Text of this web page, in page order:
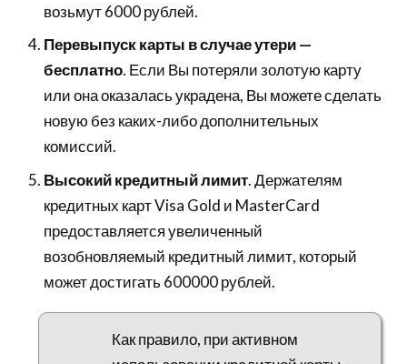
возьмут 6000 рублей.
Перевыпуск карты в случае утери —
бесплатно. Если Вы потеряли золотую карту
или она оказалась украдена, Вы можете сделать
новую без каких-либо дополнительных
комиссий.
Высокий кредитный лимит. Держателям
кредитных карт Visa Gold и MasterCard
предоставляется увеличенный
возобновляемый кредитный лимит, который
может достигать 600000 рублей.
Как правило, при активном